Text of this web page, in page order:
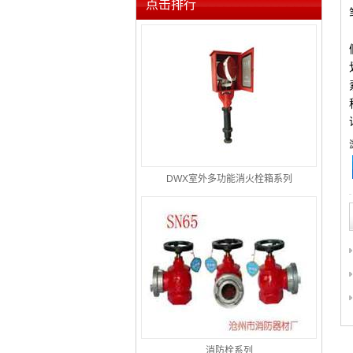
点击排行
DWX室外多功能消火栓箱系列
消防栓系列